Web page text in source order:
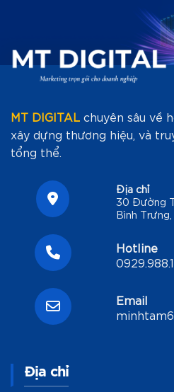
MT DIGITAL chuyên sâu về
xây dựng thương hiệu, và
tổng thể.
Địa chỉ
30 Đường
Bình
Hotline
Email
Địa chỉ